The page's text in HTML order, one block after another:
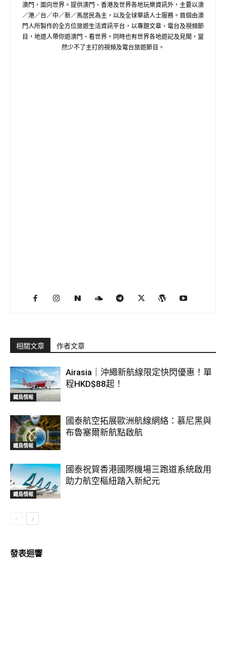
澳門，面向世界。提供澳門、香港及世界各地玩樂資訊外，主要以澳
／港／台／中／新／馬居民為主，以及全球華語人士服務。首個由澳
門人所製作的全方位旅遊生活資訊平台，以專題文章、電台及視頻節
目，地道人帶你遊澳門、看世界。同時也有世界各地遊記及見聞，當
然少不了主打的視頻及電台旅遊節目。
相關文章 作者文章
鐵鳥情報
Airasia｜沖繩新航線限定快閃優惠！單
程HKD$88起！
鐵鳥情報
國泰航空拓展歐洲航線網絡：慕尼黑與
布魯塞爾新航點啟航
鐵鳥情報
國泰祝賀香港國際機場三跑道系統啟用
助力航空樞紐踏入新紀元
發表迴響